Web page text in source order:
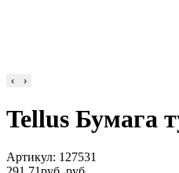
‹ ›
Tellus Бумага
Артикул: 127531